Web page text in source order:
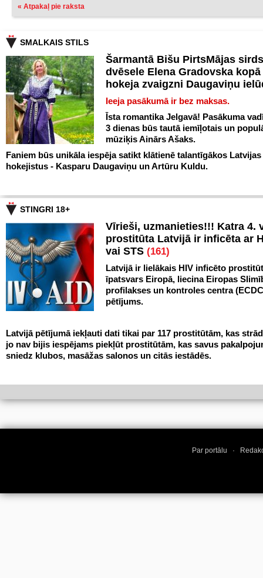
« Atpakaļ pie raksta
SMALKAIS STILS
Šarmantā Bišu PirtsMājas
dvēsele Elena Gradovska kopā
hokeja zvaigzni Daugaviņu
Ieeja pasākumā ir bez maksas.
Īsta romantika Jelgavā! Pasākuma
3 dienas būs tautā iemīļotais un
mūziķis Ainārs Ašaks.
Faniem būs unikāla iespēja satikt klātienē talantīgākos Latvijas
hokejistus - Kasparu Daugaviņu un Artūru Kuldu.
STINGRI 18+
Vīrieši, uzmanieties!!! Katra 4.
prostitūta Latvijā ir inficēta ar
vai STS (161)
Latvijā ir lielākais HIV inficēto
īpatsvars Eiropā, liecina Eiropas
profilakses un kontroles centra
pētījums.
Latvijā pētījumā iekļauti dati tikai par 117 prostitūtām, kas
jo nav bijis iespējams piekļūt prostitūtām, kas savus
sniedz klubos, masāžas salonos un citās iestādēs.
Par portālu ·